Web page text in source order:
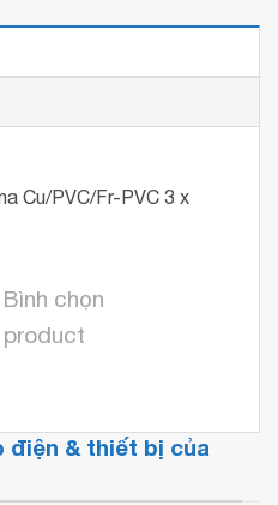
Cu/PVC/Fr-PVC 3 x
Bình chọn
product
điện & thiết bị của